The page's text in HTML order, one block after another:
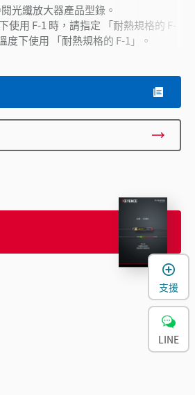
光纖放大器產品型錄。
使用 F-1 時，請指定 「耐熱規格的 F-
度下使用 「耐熱規格的 F-1」。
支援
LINE